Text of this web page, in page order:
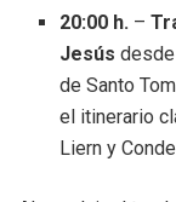
20:00 h. –
Jesús
de Santo
el itinerario
Liern y